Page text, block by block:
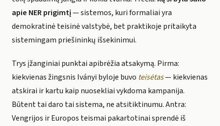
apie NER prigimtį— sistemos, kuri formaliai yra
demokratinė teisinė valstybė, bet praktikoje pritaikyta
sistemingam priešininkų išsekinimui.
Trys įžanginiai punktai apibrėžia atsakymą. Pirma:
kiekvienas žingsnis Iványi byloje buvo teisėtas— kiekvienas
atskirai ir kartu kaip nuosekliai vykdoma kampanija.
Būtent tai daro tai sistema, ne atsitiktinumu. Antra:
Vengrijos ir Europos teismai pakartotinai sprendė iš